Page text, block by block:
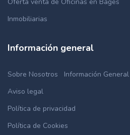
Inmobiliarias
Información general
Sobre Nosotros
Información General
Aviso legal
Política de privacidad
Política de Cookies